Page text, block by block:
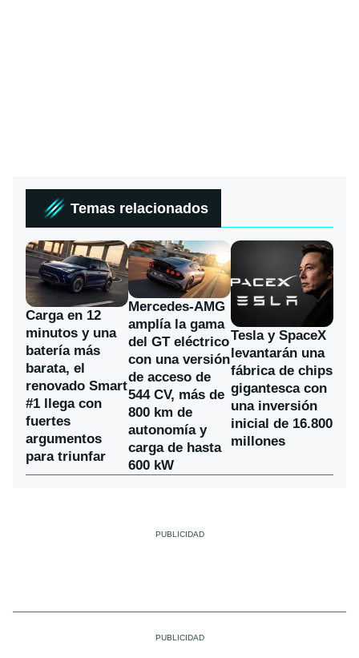
Temas relacionados
Carga en 12
minutos y una
batería más
barata, el
renovado Smart
#1 llega con
fuertes
argumentos
para triunfar
Mercedes-AMG
amplía la gama
del GT eléctrico
con una versión
de acceso de
544 CV, más de
800 km de
autonomía y
carga de hasta
600 kW
Tesla y SpaceX
levantarán una
fábrica de chips
gigantesca con
una inversión
inicial de 16.800
millones